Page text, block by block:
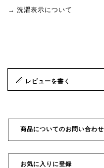
→ 洗濯表示について
レビューを書く
商品についてのお問い合わせ
お気に入りに登録